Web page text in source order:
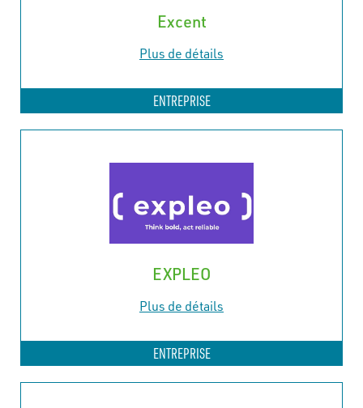
Excent
Plus de détails
ENTREPRISE
EXPLEO
Plus de détails
ENTREPRISE